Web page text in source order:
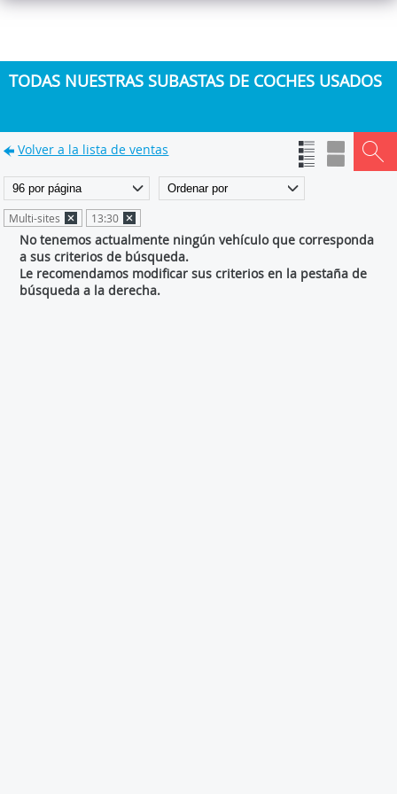
TODAS NUESTRAS SUBASTAS DE COCHES USADOS
Volver a la lista de ventas
Multi-sites 13:30
No tenemos actualmente ningún vehículo que corresponda
a sus criterios de búsqueda.
Le recomendamos modificar sus criterios en la pestaña de
búsqueda a la derecha.